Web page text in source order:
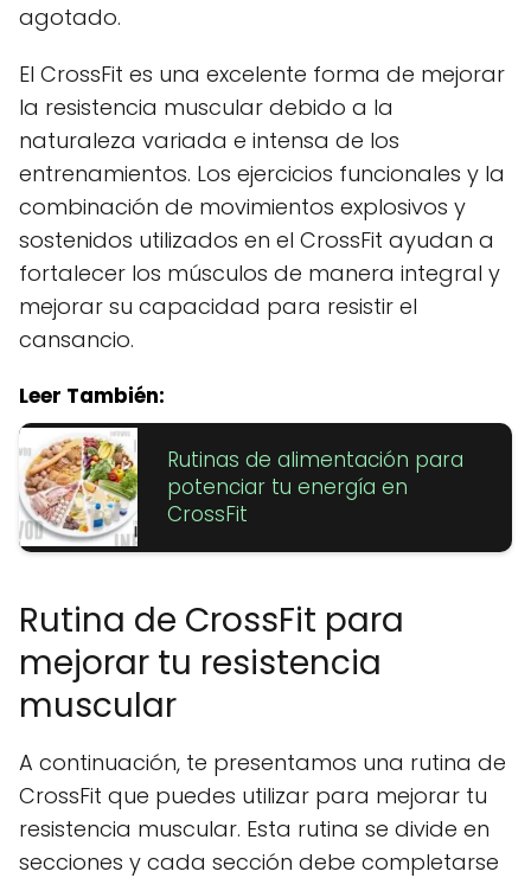
agotado.
El CrossFit es una excelente forma de mejorar
la resistencia muscular debido a la
naturaleza variada e intensa de los
entrenamientos. Los ejercicios funcionales y la
combinación de movimientos explosivos y
sostenidos utilizados en el CrossFit ayudan a
fortalecer los músculos de manera integral y
mejorar su capacidad para resistir el
cansancio.
Leer También:
Rutinas de alimentación para
potenciar tu energía en
CrossFit
Rutina de CrossFit para
mejorar tu resistencia
muscular
A continuación, te presentamos una rutina de
CrossFit que puedes utilizar para mejorar tu
resistencia muscular. Esta rutina se divide en
secciones y cada sección debe completarse